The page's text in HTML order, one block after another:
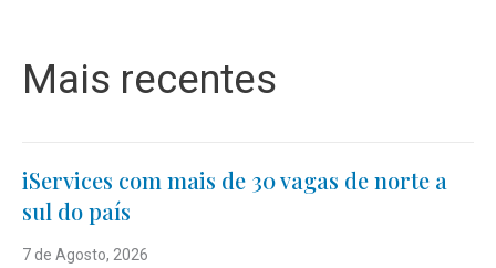
Mais recentes
iServices com mais de 30 vagas de norte a
sul do país
7 de Agosto, 2026